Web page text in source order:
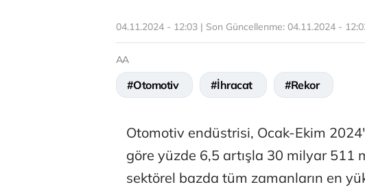
04.11.2024 - 12:03 | Son Güncellenme: 04.11.2024 -
AA
#Otomotiv #İhracat #Rekor
Otomotiv endüstrisi, Ocak-Ekim
göre yüzde 6,5 artışla 30 milyar 511
sektörel bazda tüm zamanların en